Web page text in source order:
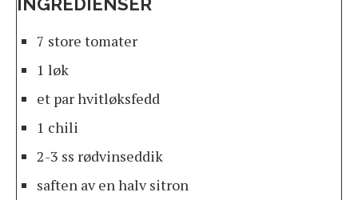
7 store tomater
1 løk
et par hvitløksfedd
1 chili
2-3 ss rødvinseddik
saften av en halv sitron